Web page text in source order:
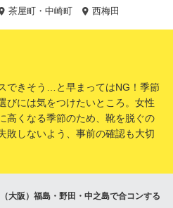
茶屋町・中崎町 西梅田
できそう…と早まってはNG！季節
びには気をつけたいところ。女性
高くなる季節のため、靴を脱ぐの
敗しないよう、事前の確認も大切
（大阪）福島・野田・中之島で合コンする